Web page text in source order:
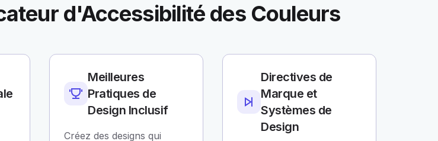
d'Accessibilité des Couleurs
Meilleures
Pratiques de
Design Inclusif
Créez des designs qui
Directives de
Marque et
Systèmes de
Design